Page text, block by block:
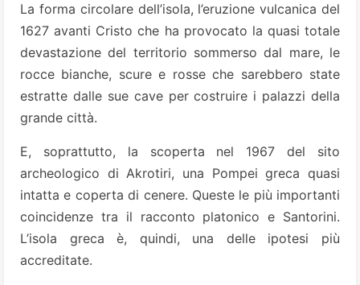
La forma circolare dell’isola, l’eruzione vulcanica del
1627 avanti Cristo che ha provocato la quasi totale
devastazione del territorio sommerso dal mare, le
rocce bianche, scure e rosse che sarebbero state
estratte dalle sue cave per costruire i palazzi della
grande città.
E, soprattutto, la scoperta nel 1967 del sito
archeologico di Akrotiri, una Pompei greca quasi
intatta e coperta di cenere. Queste le più importanti
coincidenze tra il racconto platonico e Santorini.
L’isola greca è, quindi, una delle ipotesi più
accreditate.